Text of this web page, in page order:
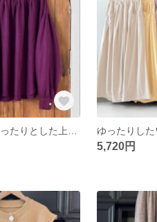
5,720円